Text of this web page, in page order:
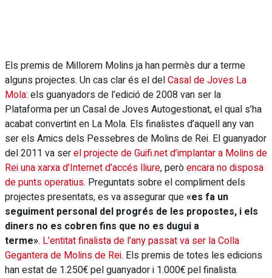
Els premis de Millorem Molins ja han permès dur a terme
alguns projectes. Un cas clar és el delCasal de Joves La
Mola: els guanyadors de l’edició de 2008 van ser la
Plataforma per un Casal de Joves Autogestionat, el qual s’ha
acabat convertint en La Mola. Els finalistes d’aquell any van
ser els Amics dels Pessebres de Molins de Rei. El guanyador
del 2011 va serel projecte de Guifi.net d’implantar a Molins de
Rei una xarxa d’Internet d’accés lliure, peròencara no disposa
de punts operatius. Preguntats sobre el compliment dels
projectes presentats, es va assegurar que«es fa un
seguiment personal del progrés de les propostes, i els
diners no es cobren fins que no es dugui a
terme». L’entitat finalista de l’any passat va ser la Colla
Gegantera de Molins de Rei. Els premis de totes les edicions
han estat de 1.250€ pel guanyador i 1.000€ pel finalista.